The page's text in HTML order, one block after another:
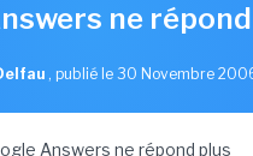
ne
, publié le 30 Novembre